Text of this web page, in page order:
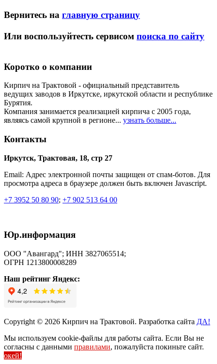
Вернитесь на главную страницу
Или воспользуйтесть сервисом поиска по сайту
Коротко о компании
Кирпич на Трактовой - официальный представитель
ведущих заводов в Иркутске, иркутской области и республике
Бурятия.
Компания занимается реализацией кирпича с 2005 года,
являясь самой крупной в регионе... узнать больше...
Контакты
Иркутск, Трактовая, 18, стр 27
Email: Адрес электронной почты защищен от спам-ботов. Для
просмотра адреса в браузере должен быть включен Javascript.
+7 3952 50 80 90; +7 902 513 64 00
Юр.информация
ООО "Авангард"; ИНН 3827065514;
ОГРН 1213800008289
Наш рейтинг Яндекс:
Copyright © 2026 Кирпич на Трактовой. Разработка сайта ДА!
Мы используем cookie-файлы для работы сайта. Если Вы не
согласны с данными правилами, пожалуйста покиньте сайт.
окей!